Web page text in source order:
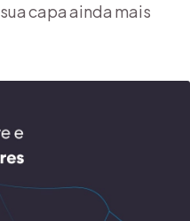
capa ainda mais